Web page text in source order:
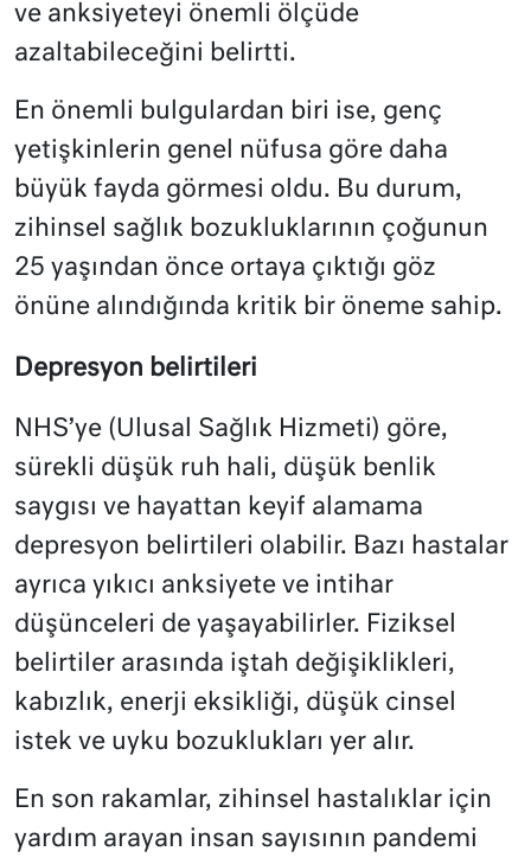
ve anksiyeteyi önemli ölçüde
azaltabileceğini belirtti.
En önemli bulgulardan biri ise, genç
yetişkinlerin genel nüfusa göre daha
büyük fayda görmesi oldu. Bu durum,
zihinsel sağlık bozukluklarının çoğunun
25 yaşından önce ortaya çıktığı göz
önüne alındığında kritik bir öneme sahip.
Depresyon belirtileri
NHS’ye (Ulusal Sağlık Hizmeti) göre,
sürekli düşük ruh hali, düşük benlik
saygısı ve hayattan keyif alamama
depresyon belirtileri olabilir. Bazı hastalar
ayrıca yıkıcı anksiyete ve intihar
düşünceleri de yaşayabilirler. Fiziksel
belirtiler arasında iştah değişiklikleri,
kabızlık, enerji eksikliği, düşük cinsel
istek ve uyku bozuklukları yer alır.
En son rakamlar, zihinsel hastalıklar için
yardım arayan insan sayısının pandemi